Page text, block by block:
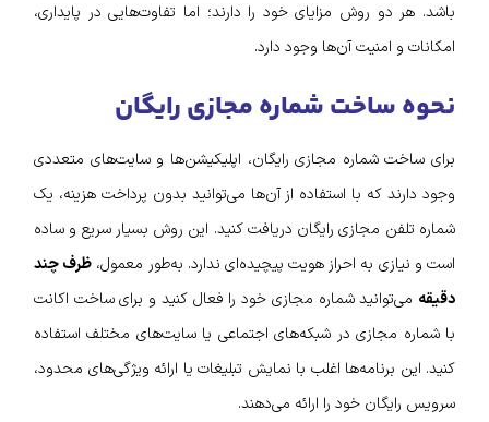
باشد. هر دو روش مزایای خود را دارند؛ اما تفاوت‌هایی در پایداری،
امکانات و امنیت آن‌ها وجود دارد.
نحوه ساخت شماره مجازی رایگان
برای ساخت شماره مجازی رایگان، اپلیکیشن‌ها و سایت‌های متعددی
وجود دارند که با استفاده از آن‌ها می‌توانید بدون پرداخت هزینه، یک
شماره تلفن مجازی رایگان دریافت کنید. این روش بسیار سریع و ساده
است و نیازی به احراز هویت پیچیده‌ای ندارد. به‌طور معمول، ظرف چند
دقیقه می‌توانید شماره مجازی خود را فعال کنید و برای ساخت اکانت
با شماره مجازی در شبکه‌های اجتماعی یا سایت‌های مختلف استفاده
کنید. این برنامه‌ها اغلب با نمایش تبلیغات یا ارائه ویژگی‌های محدود،
سرویس رایگان خود را ارائه می‌دهند.